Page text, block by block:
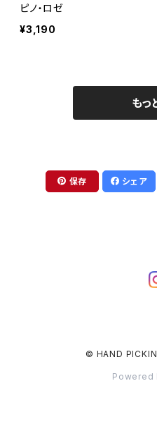
ピノ・ロゼ
¥3,190
もっ
保存 シェア
© HAND
Powered